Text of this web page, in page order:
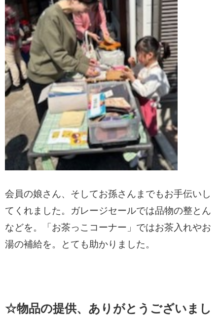
会員の娘さん、そしてお孫さんまでもお手伝いし
てくれました。ガレージセールでは品物の整とん
などを。「お茶っこコーナー」ではお茶入れやお
湯の補給を。とても助かりました。
☆物品の提供、ありがとうございまし